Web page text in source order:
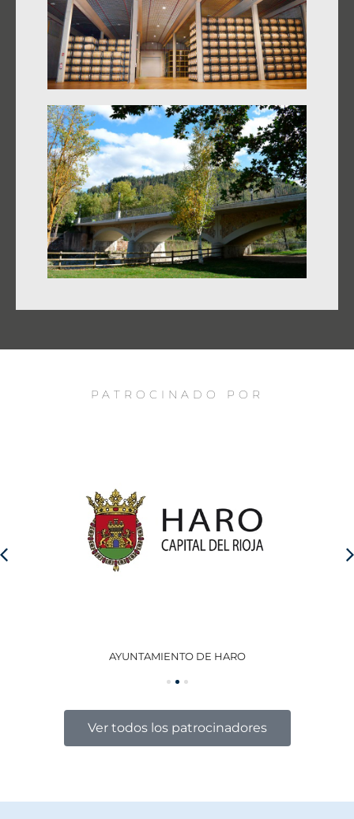
PATROCINADO POR
AYUNTAMIENTO DE HARO
Ver todos los patrocinadores